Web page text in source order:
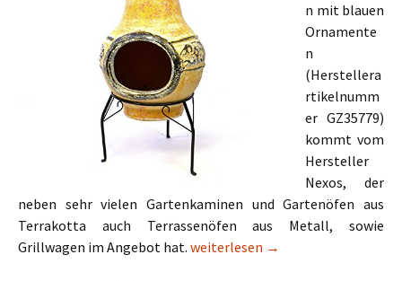
n mit blauen
Ornamente
n
(Herstellera
rtikelnumm
er GZ35779)
kommt vom
Hersteller
Nexos, der
neben sehr vielen Gartenkaminen und Gartenöfen aus
Terrakotta auch Terrassenöfen aus Metall, sowie
Grillwagen im Angebot hat. Nexos Aztekenofen GZ35779
weiterlesen →